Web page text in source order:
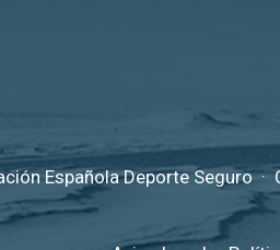
Española Deporte Seguro ·